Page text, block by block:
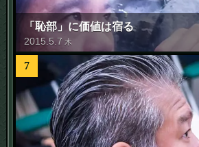
「恥部」に価値は宿る
2015 5 .7 木
7